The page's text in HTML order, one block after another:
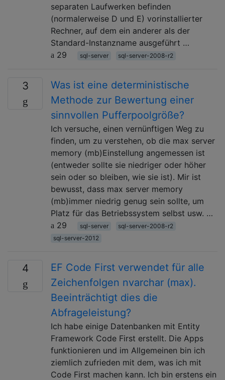
separaten Laufwerken befinden
(normalerweise D und E) vorinstallierter
Rechner, auf dem ein anderer als der
Standard-Instanzname ausgeführt …
29
sql-server sql-server-2008-r2
3
Was ist eine deterministische
Methode zur Bewertung einer
sinnvollen Pufferpoolgröße?
Ich versuche, einen vernünftigen Weg zu
finden, um zu verstehen, ob die max server
memory (mb)Einstellung angemessen ist
(entweder sollte sie niedriger oder höher
sein oder so bleiben, wie sie ist). Mir ist
bewusst, dass max server memory
(mb)immer niedrig genug sein sollte, um
Platz für das Betriebssystem selbst usw. …
29
sql-server
sql-server-2008-r2
sql-server-2012
4
EF Code First verwendet für alle
Zeichenfolgen nvarchar (max).
Beeinträchtigt dies die
Abfrageleistung?
Ich habe einige Datenbanken mit Entity
Framework Code First erstellt. Die Apps
funktionieren und im Allgemeinen bin ich
ziemlich zufrieden mit dem, was ich mit
Code First machen kann. Ich bin erstens ein